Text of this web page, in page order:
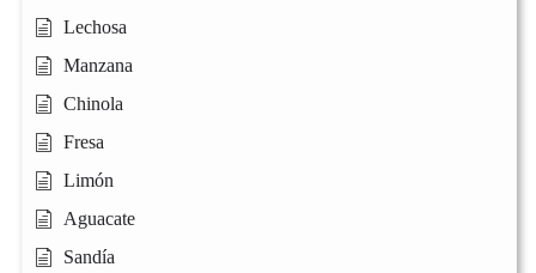
Lechosa
Manzana
Chinola
Fresa
Limón
Aguacate
Sandía